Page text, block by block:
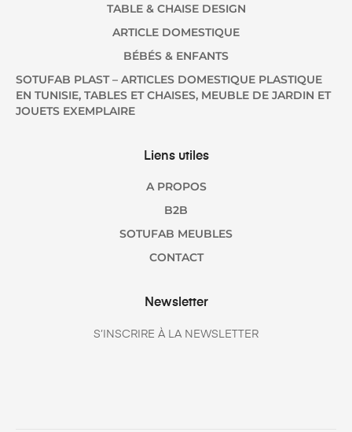
TABLE & CHAISE DESIGN
ARTICLE DOMESTIQUE
BÉBÉS & ENFANTS
SOTUFAB PLAST – ARTICLES DOMESTIQUE PLASTIQUE
EN TUNISIE, TABLES ET CHAISES, MEUBLE DE JARDIN ET
JOUETS EXEMPLAIRE
Liens utiles
A PROPOS
B2B
SOTUFAB MEUBLES
CONTACT
Newsletter
S’INSCRIRE À LA NEWSLETTER